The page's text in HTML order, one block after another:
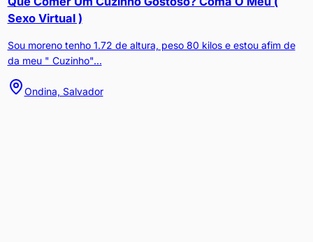
Sexo Virtual )
Sou moreno tenho 1.72 de altura, peso 80 kilos e estou afim de
da meu " Cuzinho"...
Ondina, Salvador